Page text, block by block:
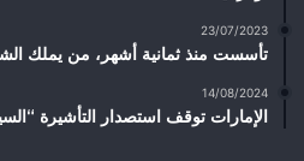
23/07/2023
تأسست منذ ثمانية أشهر، من يملك
14/08/2024
الإمارات توقف استصدار التأشيرة